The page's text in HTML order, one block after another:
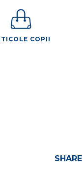
COPII
SHARE